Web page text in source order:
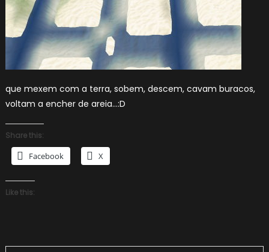
que mexem com a terra, sobem, descem, cavam buracos,
voltam a encher de areia…:D
Share this:
Facebook X
Like this: